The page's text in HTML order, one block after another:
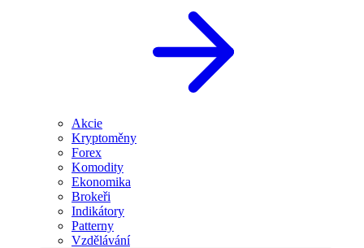
Akcie
Kryptoměny
Forex
Komodity
Ekonomika
Brokeři
Indikátory
Patterny
Vzdělávání